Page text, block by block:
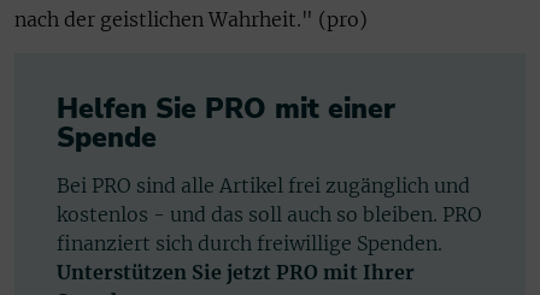
nach der geistlichen Wahrheit." (pro)
Helfen Sie PRO mit einer
Spende
Bei PRO sind alle Artikel frei zugänglich und
kostenlos - und das soll auch so bleiben. PRO
finanziert sich durch freiwillige Spenden.
Unterstützen Sie jetzt PRO mit Ihrer